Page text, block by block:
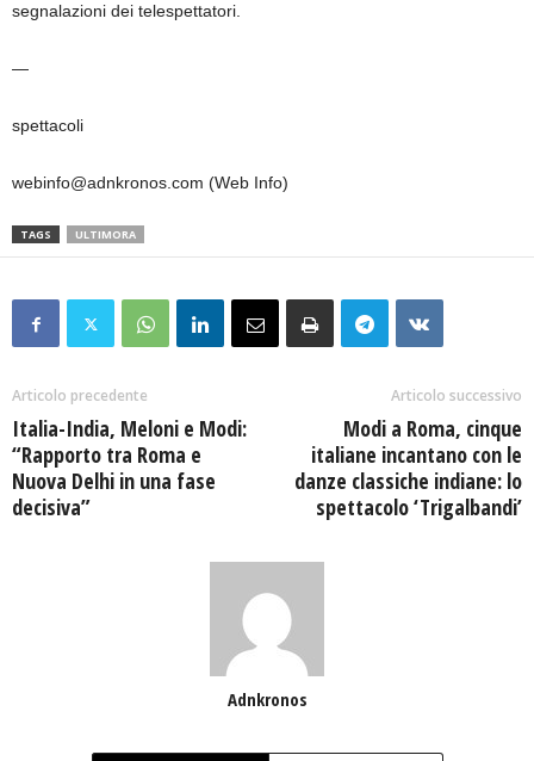
segnalazioni dei telespettatori.
—
spettacoli
webinfo@adnkronos.com (Web Info)
TAGS ULTIMORA
Articolo precedente
Italia-India, Meloni e Modi:
“Rapporto tra Roma e
Nuova Delhi in una fase
decisiva”
Articolo successivo
Modi a Roma, cinque
italiane incantano con le
danze classiche indiane: lo
spettacolo ‘Trigalbandi’
Adnkronos